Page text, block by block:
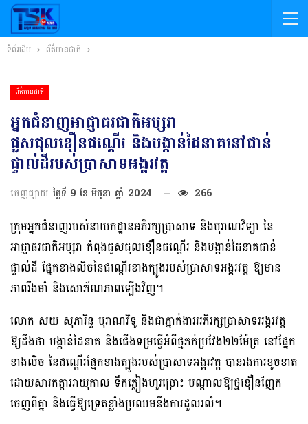
ទំព័រដើម ព័ត៌មានជាតិ
ព័ត៌មានជាតិ
អ្នកជំនាញអាជ្ញាធរជាតិអប្សរា
ជួសជុលខឿនជណ្ដើរ និងបង្កាន់ដៃនាគនៅជាន់
ផ្ទាល់ដីរបស់ប្រាសាទអង្គរវត្ត
ចេញផ្សាយ ថ្ងៃទី 9 ខែ មិថុនា ឆ្នាំ 2024 266
ក្រុមអ្នកជំនាញរបស់នាយកដ្ឋានអភិរក្សប្រាសាទ និងបុរាណវិទ្យា នៃ
អាជ្ញាធរជាតិអប្សរា កំពុងជួសជុលខឿនជណ្ដើរ និងបង្កាន់ដៃនាគជាន់
ផ្ទាល់ដី ផ្នែកខាងលិចនៃជណ្តើរខាងត្បូងរបស់ប្រាសាទអង្គរវត្ត ឱ្យមាន
ភាពរឹងមាំ និងសោភ័ណភាពឡើងវិញ។
លោក សយ សុភារិន្ទ បុរាណវិទូ និងជាភ្នាក់ងារអភិរក្សប្រាសាទអង្គរវត្ត
ឱ្យដឹងថា បង្កាន់ដៃនាគ និងជើងទម្រធ្វើអំពីថ្មភក់ប្រវែង២២ម៉ែត្រ នៅផ្នែក
ខាងលិច នៃជណ្តើរផ្នែកខាងត្បូងរបស់ប្រាសាទអង្គរវត្ត បានរងការខូចខាត
ដោយសារកត្តាអាយុកាល ទឹកភ្លៀងហូរច្រោះ បណ្ដាលឱ្យថ្មខឿនញែក
ចេញពីគ្នា និងធ្វើឱ្យទ្រេតខ្លាំងប្រឈមនឹងការដួលរលំ។